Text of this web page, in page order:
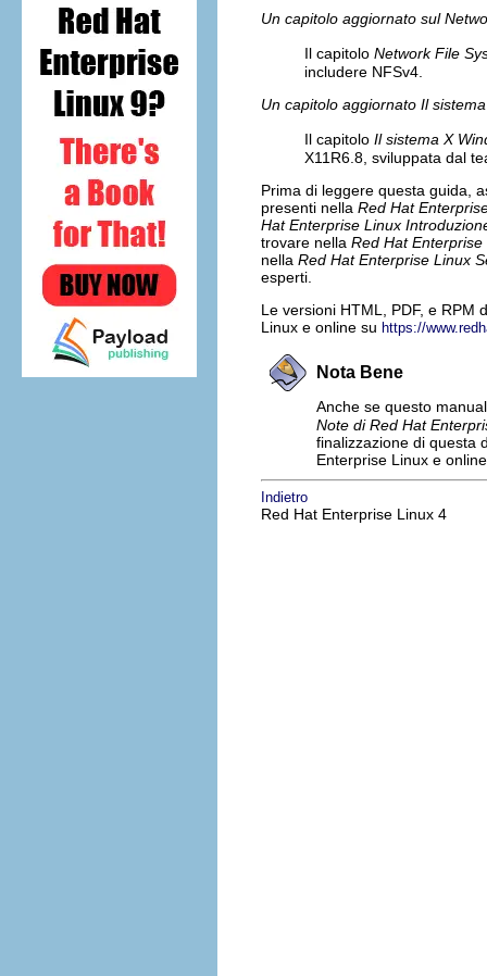
Un capitolo aggiornato sul
Il capitolo Network File
includere NFSv4.
Un capitolo aggiornato Il
Il capitolo Il sistema X
X11R6.8, sviluppata dal
Prima di leggere questa guida,
presenti nella Red Hat
Hat Enterprise Linux
trovare nella Red Hat
nella Red Hat Enterprise Linux
esperti.
Le versioni HTML, PDF, e RPM
Linux e online su https://
Nota Bene
Anche se questo
Note di Red Hat
finalizzazione di questa
Enterprise Linux e
Indietro
Red Hat Enterprise Linux 4